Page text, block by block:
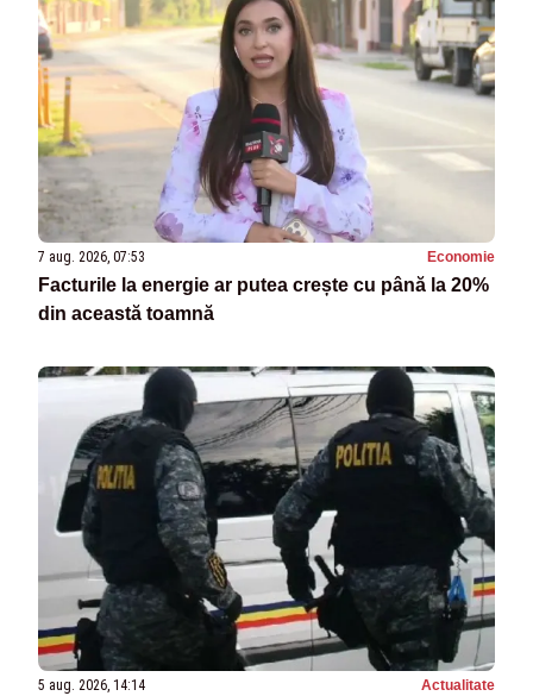
7 aug. 2026, 07:53 Economie
Facturile la energie ar putea crește cu până la 20%
din această toamnă
5 aug. 2026, 14:14 Actualitate